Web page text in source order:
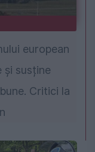
european
și susține
Critici la